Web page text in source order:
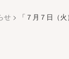
せ > 「７月７日（